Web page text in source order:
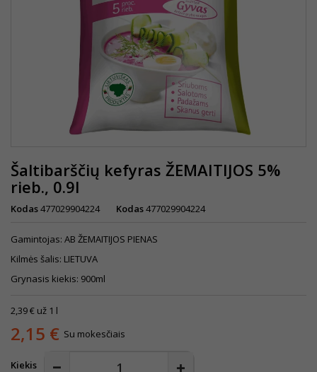
Šaltibarščių kefyras ŽEMAITIJOS 5%
rieb., 0.9l
Kodas477029904224 Kodas477029904224
Gamintojas: AB ŽEMAITIJOS PIENAS
Kilmės šalis: LIETUVA
Grynasis kiekis: 900ml
2,39 € už 1 l
2,15 € Su mokesčiais
Kiekis